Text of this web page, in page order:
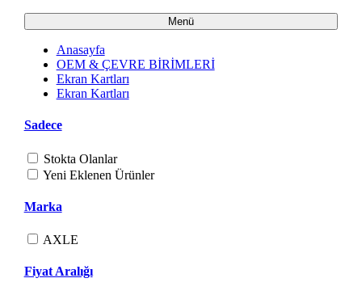
Menü
Anasayfa
OEM & ÇEVRE BİRİMLERİ
Ekran Kartları
Ekran Kartları
Sadece
Stokta Olanlar
Yeni Eklenen Ürünler
Marka
AXLE
Fiyat Aralığı